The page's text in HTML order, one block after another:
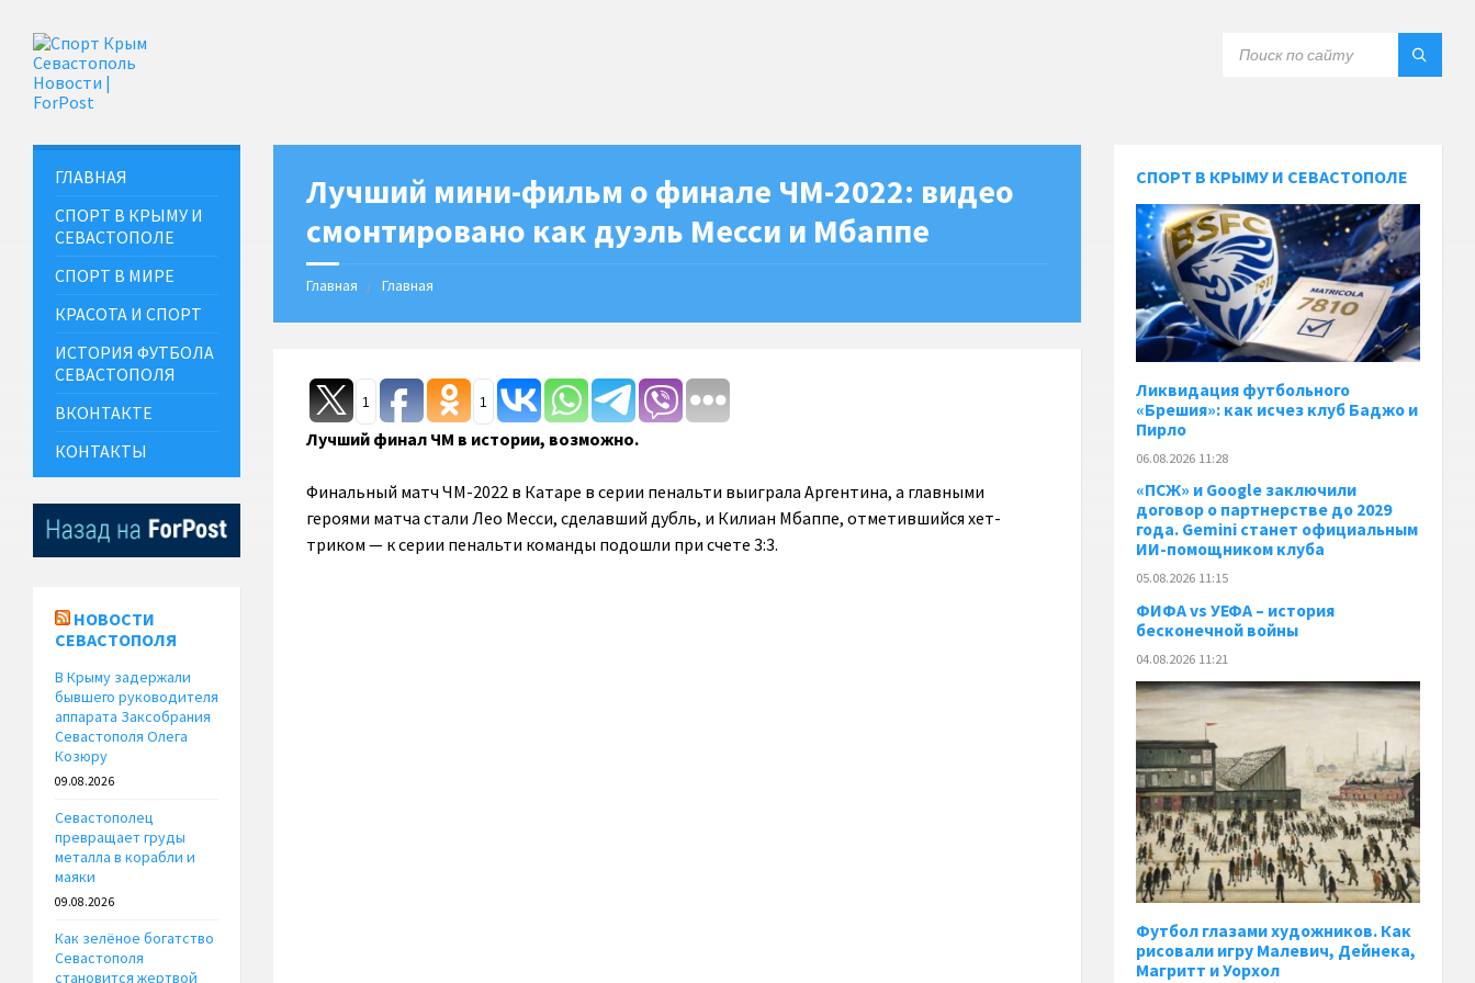
Лучший мини-фильм о финале ЧМ-2022: видео
смонтировано как дуэль Месси и Мбаппе
Главная Главная
1 1
Лучший финал ЧМ в истории, возможно.
Финальный матч ЧМ-2022 в Катаре в серии пенальти выиграла Аргентина, а главными
героями матча стали Лео Месси, сделавший дубль, и Килиан Мбаппе, отметившийся хет-
триком — к серии пенальти команды подошли при счете 3:3.
ГЛАВНАЯ
СПОРТ В КРЫМУ И
СЕВАСТОПОЛЕ
СПОРТ В МИРЕ
КРАСОТА И СПОРТ
ИСТОРИЯ ФУТБОЛА
СЕВАСТОПОЛЯ
ВКОНТАКТЕ
КОНТАКТЫ
НОВОСТИ
СЕВАСТОПОЛЯ
В Крыму задержали
бывшего руководителя
аппарата Заксобрания
Севастополя Олега
Козюру
09.08.2026
Севастополец
превращает груды
металла в корабли и
маяки
09.08.2026
Как зелёное богатство
Севастополя
становится жертвой
СПОРТ В КРЫМУ И СЕВАСТОПОЛЕ
Ликвидация футбольного
«Брешия»: как исчез клуб Баджо и
Пирло
06.08.2026 11:28
«ПСЖ» и Google заключили
договор о партнерстве до 2029
года. Gemini станет официальным
ИИ-помощником клуба
05.08.2026 11:15
ФИФА vs УЕФА – история
бесконечной войны
04.08.2026 11:21
Футбол глазами художников. Как
рисовали игру Малевич, Дейнека,
Магритт и Уорхол